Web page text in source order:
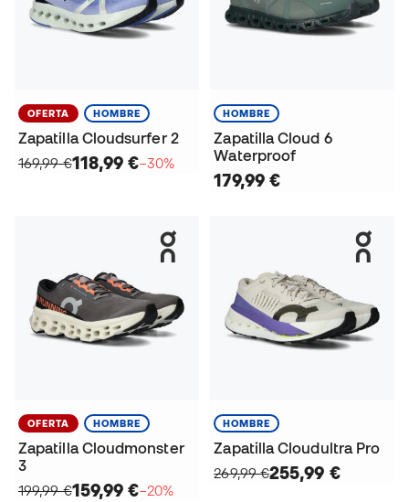
OFERTA HOMBRE
Zapatilla Cloudsurfer 2
169,99 €118,99 €−30%
HOMBRE
Zapatilla Cloud 6
Waterproof
179,99 €
OFERTA HOMBRE
Zapatilla Cloudmonster
3
199,99 €159,99 €−20%
HOMBRE
Zapatilla Cloudultra Pro
269,99 €255,99 €